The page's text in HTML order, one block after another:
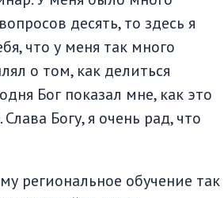
десять, то здесь я
что у меня так много
о том, как делиться
Бог показал мне, как это
Богу, я очень рад, что
региональное обучение так